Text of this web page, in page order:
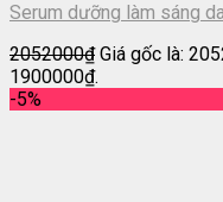
Serum dưỡng làm sáng
2052000₫ Giá gốc là:
1900000₫.
-5%